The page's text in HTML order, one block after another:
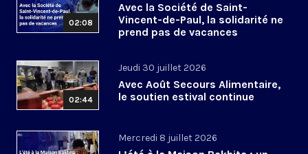
02:08
Avec la Société de Saint-
Vincent-de-Paul, la solidarité ne
prend pas de vacances
02:44
Jeudi 30 juillet 2026
Avec Août Secours Alimentaire,
le soutien estival continue
Mercredi 8 juillet 2026